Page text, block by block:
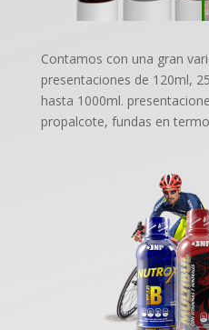
Contamos con una gran
presentaciones de 120ml,
hasta 1000ml.
propalcote, fundas en